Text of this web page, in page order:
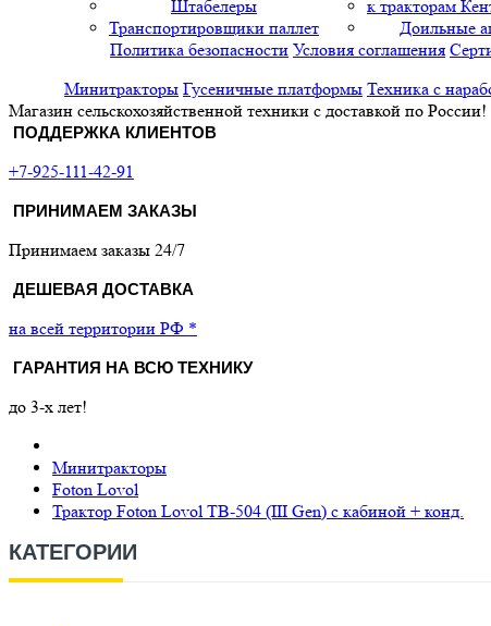
Штабелеры
Транспортировщики паллет
к тракторам
Доильные
Политика безопасности Условия соглашения
Минитракторы Гусеничные платформы Техника с
Магазин сельскохозяйственной техники с доставкой по России!
ПОДДЕРЖКА КЛИЕНТОВ
+7-925-111-42-91
ПРИНИМАЕМ ЗАКАЗЫ
Принимаем заказы 24/7
ДЕШЕВАЯ ДОСТАВКА
на всей территории РФ *
ГАРАНТИЯ НА ВСЮ ТЕХНИКУ
до 3-х лет!
Минитракторы
Foton Lovol
Трактор Foton Lovol TB-504 (III Gen) с кабиной + конд.
КАТЕГОРИИ